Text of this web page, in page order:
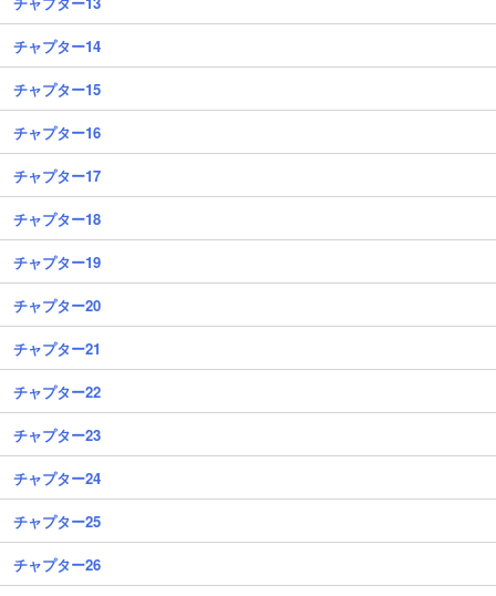
チャプター14
チャプター15
チャプター16
チャプター17
チャプター18
チャプター19
チャプター20
チャプター21
チャプター22
チャプター23
チャプター24
チャプター25
チャプター26